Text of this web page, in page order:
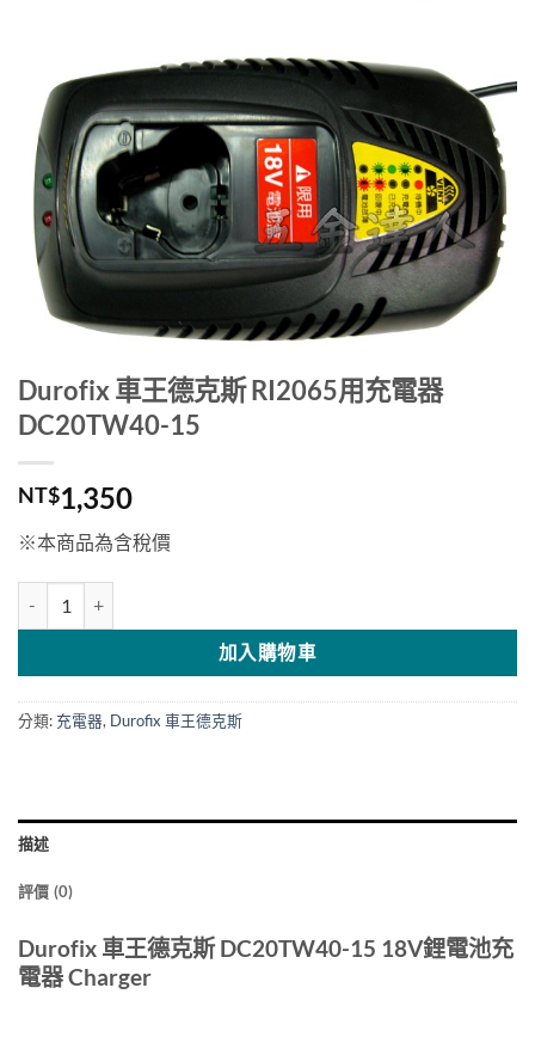
Durofix 車王德克斯 RI2065用充電器
DC20TW40-15
NT$1,350
※本商品為含稅價
加入購物車
分類:充電器, Durofix 車王德克斯
描述
評價 (0)
Durofix 車王德克斯 DC20TW40-15 18V鋰電池充
電器 Charger